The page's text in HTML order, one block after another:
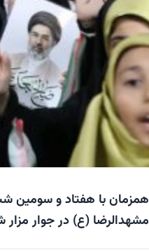
همزمان با هفتاد و سومین
مشهدالرضا (ع) در جوار